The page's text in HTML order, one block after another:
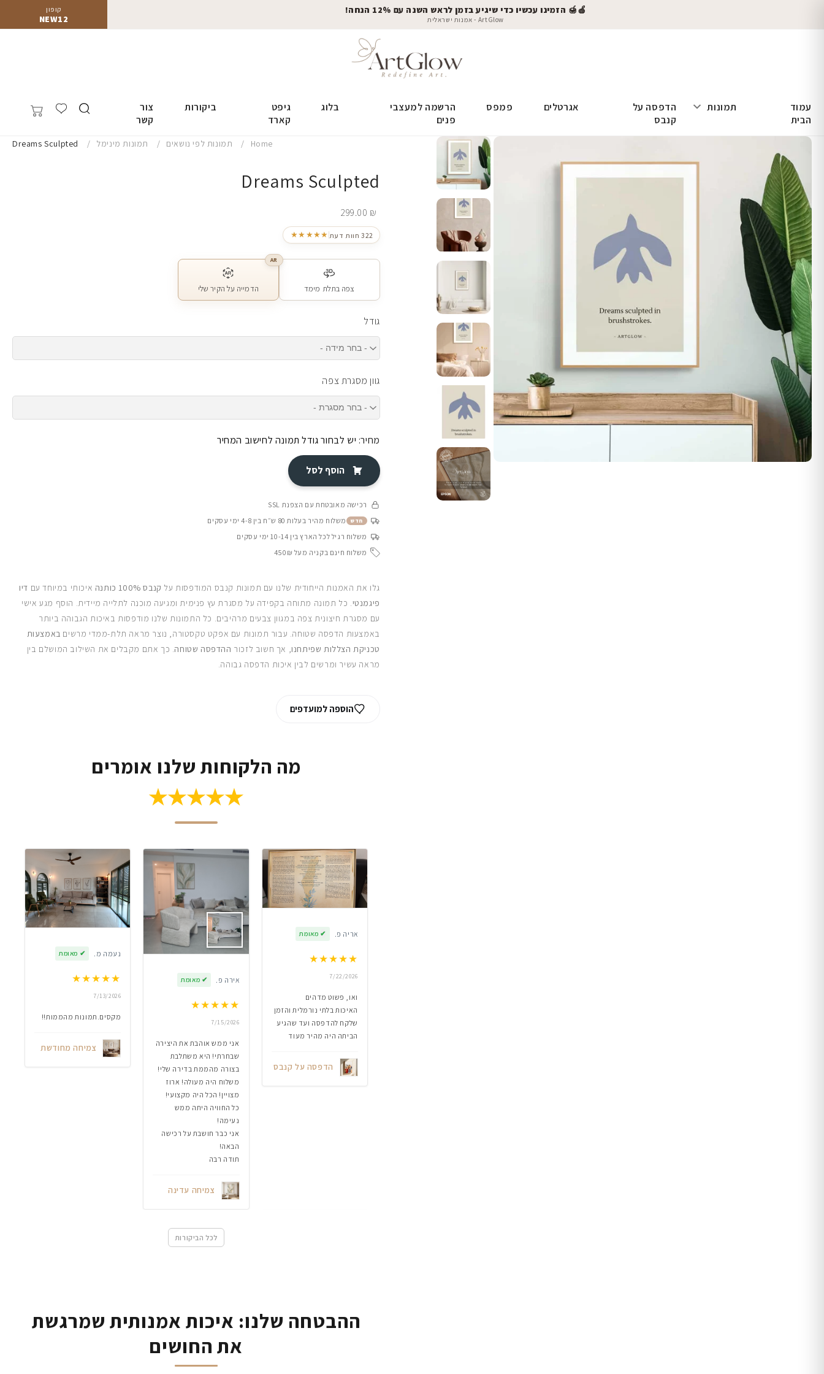
קופון
NEW12
🍎🍯 הזמינו עכשיו כדי שיגיע בזמן לראש השנה עם 12% הנחה!
ArtGlow - אמנות ישראלית
עמוד
הבית
תמונות
הדפסה על
קנבס
אגרטלים פמפס
הרשמה למעצבי
פנים
בלוג
גיפט
קארד
ביקורות
צור
קשר
Home תמונות לפי נושאים תמונות מינימל Dreams Sculpted
Dreams Sculpted
299.00 ₪
★★★★★ 322 חוות דעת
צפה בתלת מימד
AR
הדמייה על הקיר שלי
גודל
גוון מסגרת צפה
מחיר: יש לבחור גודל תמונה לחישוב המחיר
הוסף לסל
רכישה מאובטחת עם הצפנת SSL
חדש משלוח מהיר בעלות 80 ש״ח בין 4-8 ימי עסקים
משלוח רגיל לכל הארץ בין 10-14 ימי עסקים
משלוח חינם בקניה מעל 450₪
גלו את האמנות הייחודית שלנו עם תמונות קנבס המודפסות על קנבס 100% כותנה איכותי במיוחד עם דיו
פיגמנטי. כל תמונה מתוחה בקפידה על מסגרת עץ פנימית ומגיעה מוכנה לתלייה מיידית. הוסף מגע אישי
עם מסגרת חיצונית צפה במגוון צבעים מרהיבים. כל התמונות שלנו מודפסות באיכות הגבוהה ביותר
באמצעות הדפסה שטוחה. עבור תמונות עם אפקט טקסטורה, נוצר מראה תלת-ממדי מרשים באמצעות
טכניקת הצללות שפיתחנו, אך חשוב לזכור ההדפסה שטוחה. כך אתם מקבלים את השילוב המושלם בין
מראה עשיר ומרשים לבין איכות הדפסה גבוהה.
הוספה למועדפים
מה הלקוחות שלנו אומרים
★★★★★
אריה פ. ✔ מאומת
★★★★★
7/22/2026
ואו, פשוט מדהים
האיכות בלתי נורמלית והזמן
שלקח להדפסה ועד שהגיע
הביתה היה מהיר מעוד
הדפסה על קנבס
אירה פ. ✔ מאומת
★★★★★
7/15/2026
אני ממש אוהבת את היצירה
שבחרתי! היא משתלבת
בצורה מהממת בדירה שלי!
משלוח היה מעולה! ארוז
מצויין! הכל היה מקצועי!
כל החוויה היתה ממש
נעימה!
אני כבר חושבת על רכישה
הבאה!
תודה רבה
צמיחה עדינה
נעמה מ. ✔ מאומת
★★★★★
7/13/2026
מקסים.תמונות מהממות!!
צמיחה מחודשת
לכל הביקורות
ההבטחה שלנו: איכות אמנותית שמרגשת
את החושים